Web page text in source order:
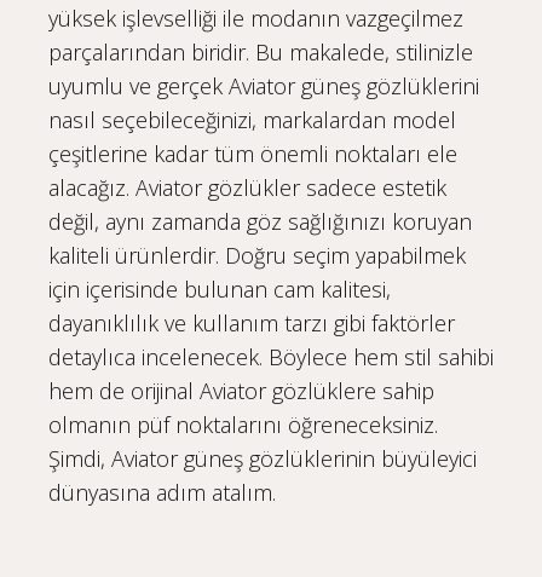
yüksek işlevselliği ile modanın vazgeçilmez
parçalarından biridir. Bu makalede, stilinizle
uyumlu ve gerçek Aviator güneş gözlüklerini
nasıl seçebileceğinizi, markalardan model
çeşitlerine kadar tüm önemli noktaları ele
alacağız. Aviator gözlükler sadece estetik
değil, aynı zamanda göz sağlığınızı koruyan
kaliteli ürünlerdir. Doğru seçim yapabilmek
için içerisinde bulunan cam kalitesi,
dayanıklılık ve kullanım tarzı gibi faktörler
detaylıca incelenecek. Böylece hem stil sahibi
hem de orijinal Aviator gözlüklere sahip
olmanın püf noktalarını öğreneceksiniz.
Şimdi, Aviator güneş gözlüklerinin büyüleyici
dünyasına adım atalım.